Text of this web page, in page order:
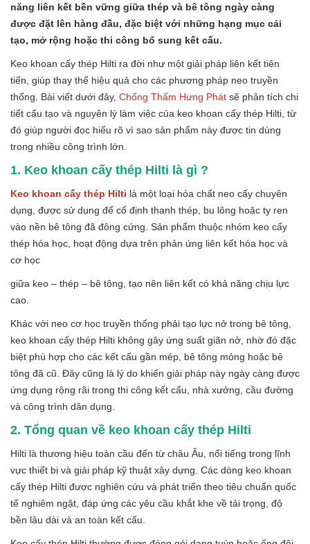
năng liên kết bền vững giữa thép và bê tông ngày càng
được đặt lên hàng đầu, đặc biệt với những hạng mục cải
tạo, mở rộng hoặc thi công bổ sung kết cấu.
Keo khoan cấy thép Hilti ra đời như một giải pháp liên kết tiên
tiến, giúp thay thế hiệu quả cho các phương pháp neo truyền
thống. Bài viết dưới đây, Chống Thấm Hưng Phát sẽ phân tích chi
tiết cấu tạo và nguyên lý làm việc của keo khoan cấy thép Hilti, từ
đó giúp người đọc hiểu rõ vì sao sản phẩm này được tin dùng
trong nhiều công trình lớn.
1. Keo khoan cấy thép Hilti là gì ?
Keo khoan cấy thép Hilti là một loại hóa chất neo cấy chuyên
dụng, được sử dụng để cố định thanh thép, bu lông hoặc ty ren
vào nền bê tông đã đông cứng. Sản phẩm thuộc nhóm keo cấy
thép hóa học, hoạt động dựa trên phản ứng liên kết hóa học và
cơ học
giữa keo – thép – bê tông, tạo nên liên kết có khả năng chịu lực
cao.
Khác với neo cơ học truyền thống phải tạo lực nở trong bê tông,
keo khoan cấy thép Hilti không gây ứng suất giãn nở, nhờ đó đặc
biệt phù hợp cho các kết cấu gần mép, bê tông mỏng hoặc bê
tông đã cũ. Đây cũng là lý do khiến giải pháp này ngày càng được
ứng dụng rộng rãi trong thi công kết cấu, nhà xưởng, cầu đường
và công trình dân dụng.
2. Tổng quan về keo khoan cấy thép Hilti
Hilti là thương hiệu toàn cầu đến từ châu Âu, nổi tiếng trong lĩnh
vực thiết bị và giải pháp kỹ thuật xây dựng. Các dòng keo khoan
cấy thép Hilti được nghiên cứu và phát triển theo tiêu chuẩn quốc
tế nghiêm ngặt, đáp ứng các yêu cầu khắt khe về tải trọng, độ
bền lâu dài và an toàn kết cấu.